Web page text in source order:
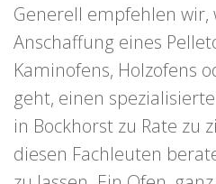
Generell empfehlen wir,
Anschaffung eines
Kaminofens, Holzofens
geht, einen
in Bockhorst zu Rate zu
diesen Fachleuten